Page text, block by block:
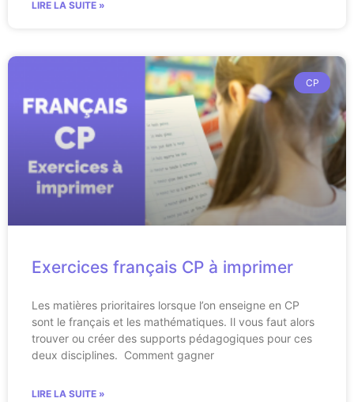
LIRE LA SUITE »
CP
Exercices français CP à imprimer
Les matières prioritaires lorsque l’on enseigne en CP
sont le français et les mathématiques. Il vous faut alors
trouver ou créer des supports pédagogiques pour ces
deux disciplines. Comment gagner
LIRE LA SUITE »